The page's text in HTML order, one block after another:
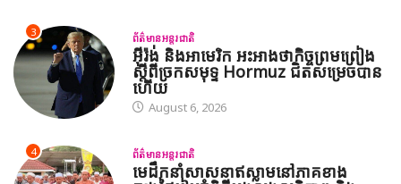
3 ព័ត៌មានអន្តរជាតិ
អ៊ីរ៉ង់ និងអាមេរិក អះអាងថាកិច្ចព្រមព្រៀង
ស្តីពីច្រកសមុទ្ទ Hormuz ជិតសម្រេចបាន
ហើយ
August 6, 2026
4 ព័ត៌មានអន្តរជាតិ
មេដឹកនាំសាសនាឥស្លាមនៅភាគខាង